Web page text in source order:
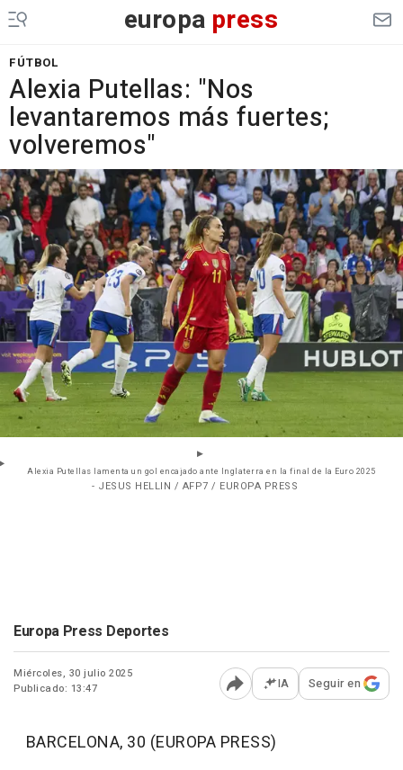
europa press
FÚTBOL
Alexia Putellas: "Nos
levantaremos más fuertes;
volveremos"
Alexia Putellas lamenta un gol encajado ante Inglaterra en la final de la Euro 2025
- JESUS HELLIN / AFP7 / EUROPA PRESS
Europa Press Deportes
Miércoles, 30 julio 2025
Publicado: 13:47
Abrir opciones para
IA Seguir en
BARCELONA, 30 (EUROPA PRESS)